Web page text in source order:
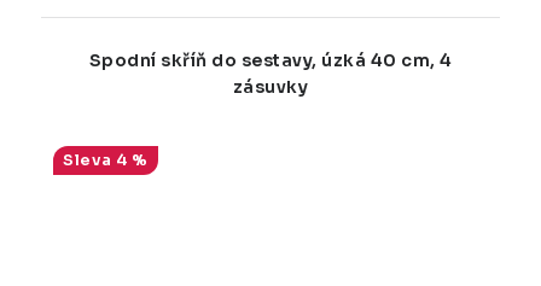
Spodní skříň do sestavy, úzká 40 cm, 4
zásuvky
4 %